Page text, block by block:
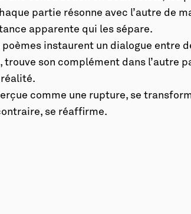
partie résonne avec l’autre de
apparente qui les sépare.
instaurent un dialogue entre
trouve son complément dans l’autre
réalité.
comme une rupture, se
se réaffirme.